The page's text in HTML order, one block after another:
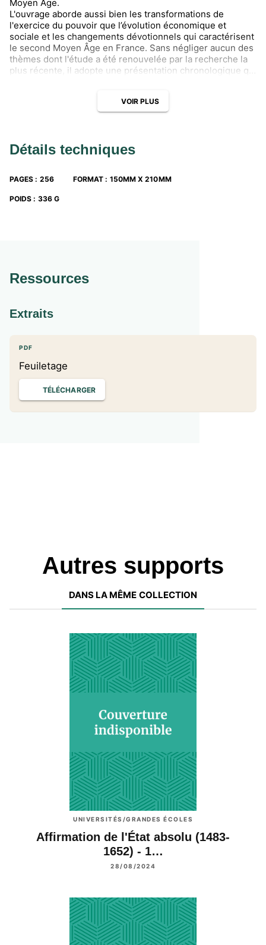
Moyen Âge.
L'ouvrage aborde aussi bien les transformations de
l'exercice du pouvoir que l’évolution économique et
sociale et les changements dévotionnels qui caractérisent
le second Moyen Âge en France. Sans négliger aucun des
thèmes dont l'étude a été renouvelée par la recherche la
plus récente, il adopte une présentation chronologique qui
VOIR PLUS
Détails techniques
PAGES : 256 FORMAT : 150MM X 210MM
POIDS : 336 G
Ressources
Extraits
PDF
Feuiletage
TÉLÉCHARGER
Autres supports
DANS LA MÊME COLLECTION
UNIVERSITÉS/GRANDES ÉCOLES
Affirmation de l'État absolu (1483-
1652) - 1…
28/08/2024